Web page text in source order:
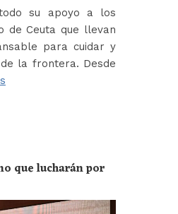
su apoyo a los
de Ceuta que llevan
para cuidar y
la frontera. Desde
que lucharán por